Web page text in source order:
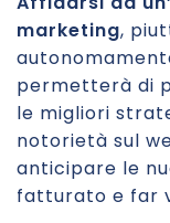
marketing,
permetterà di
le migliori
notorietà sul
anticipare le
fatturato e far